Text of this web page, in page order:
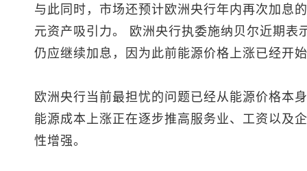
与此同时，市场还预计欧洲央行年内再次加息
元资产吸引力。 欧洲央行执委施纳贝尔近期表
仍应继续加息，因为此前能源价格上涨已经开
欧洲央行当前最担忧的问题已经从能源价格本
能源成本上涨正在逐步推高服务业、工资以及
性增强。